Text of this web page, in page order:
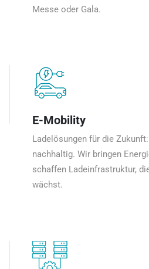
Messe oder Gala.
E-Mobility
Ladelösungen für die
nachhaltig. Wir bringen
schaffen Ladeinfrastruktur,
wächst.